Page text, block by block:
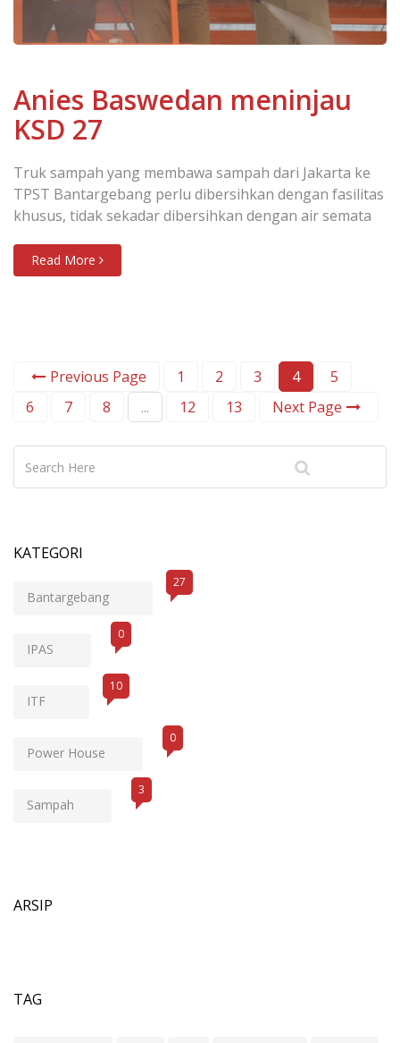
Anies Baswedan meninjau
KSD 27
Truk sampah yang membawa sampah dari Jakarta ke
TPST Bantargebang perlu dibersihkan dengan fasilitas
khusus, tidak sekadar dibersihkan dengan air semata
Read More
Previous Page 1 2 3 4
5
6
7 8 ... 12 13 Next Page
KATEGORI
Bantargebang
27
IPAS
0
ITF
10
Power House
0
Sampah
3
ARSIP
TAG